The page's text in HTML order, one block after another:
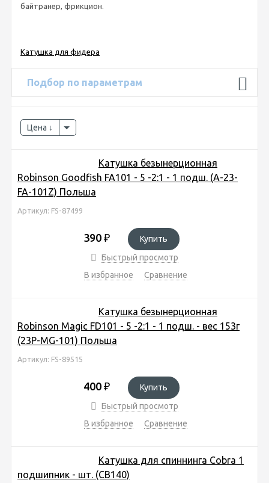
байтранер, фрикцион.
Катушка для фидера
Подбор по параметрам
Цена
Катушка безынерционная
Robinson Goodfish FA101 - 5 -2:1 - 1 подш. (A-23-
FA-101Z) Польша
Артикул: FS-87499
390 ₽
Купить
Быстрый просмотр
В избранное
Сравнение
Катушка безынерционная
Robinson Magic FD101 - 5 -2:1 - 1 подш. - вес 153г
(23P-MG-101) Польша
Артикул: FS-89515
400 ₽
Купить
Быстрый просмотр
В избранное
Сравнение
Катушка для спиннинга Cobra 1
подшипник - шт. (CB140)